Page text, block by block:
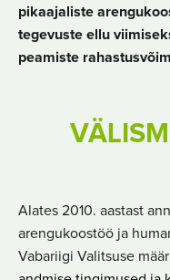
pikaajaliste
tegevuste ellu
peamiste
Alates 2010. aastast
arengukoostöö ja
Vabariigi Valitsuse